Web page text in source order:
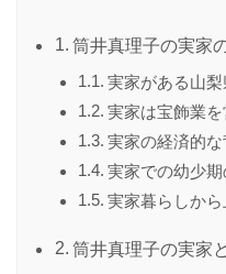
筒井真理子の実家
実家がある山
実家は宝飾業
実家の経済的
実家での幼少
実家暮らしか
筒井真理子の実家